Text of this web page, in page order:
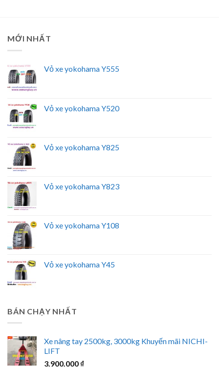
MỚI NHẤT
Vỏ xe yokohama Y555
Vỏ xe yokohama Y520
Vỏ xe yokohama Y825
Vỏ xe yokohama Y823
Vỏ xe yokohama Y108
Vỏ xe yokohama Y45
BÁN CHẠY NHẤT
Xe nâng tay 2500kg, 3000kg Khuyến mãi NICHI-
LIFT
3.900.000 ₫